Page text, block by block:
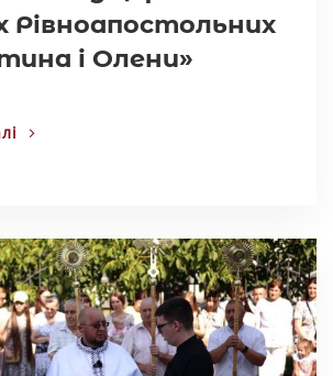
Рівноапостольних
і Олени»